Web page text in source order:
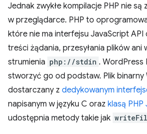
Jednak zwykłe kompilacje PHP nie
w przeglądarce. PHP to
które nie ma interfejsu JavaScript API
treści żądania, przesyłania plików ani
strumienia php://stdin . WordPress
stworzyć go od podstaw. Plik binarny
dostarczany z dedykowanym
napisanym w języku C oraz klasą
udostępnia metody takie jak